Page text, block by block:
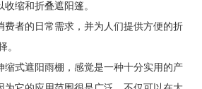
缩和折叠遮阳篷。
费者的日常需求，并为人们提供方便的折
。
缩式遮阳雨棚，感觉是一种十分实用的产